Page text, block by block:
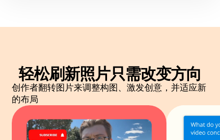
轻松刷新照片只需改变方向
创作者翻转图片来调整构图、激发创意，并适应新
的布局